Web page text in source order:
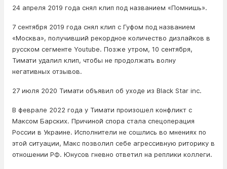
24 апреля 2019 года снял клип под названием «Помнишь».
7 сентября 2019 года снял клип с Гуфом под названием
«Москва», получивший рекордное количество дизлайков в
русском сегменте Youtube. Позже утром, 10 сентября,
Тимати удалил клип, чтобы не продолжать волну
негативных отзывов.
27 июля 2020 Тимати объявил об уходе из Black Star inc.
В феврале 2022 года у Тимати произошел конфликт с
Максом Барских. Причиной спора стала спецоперация
России в Украине. Исполнители не сошлись во мнениях по
этой ситуации, Макс позволил себе агрессивную риторику в
отношении РФ. Юнусов гневно ответил на реплики коллеги.